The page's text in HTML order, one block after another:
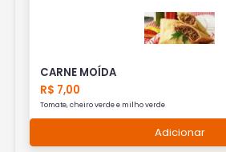
CARNE MOÍDA
R$ 7,00
Tomate, cheiro verde e milho verde
Adicionar